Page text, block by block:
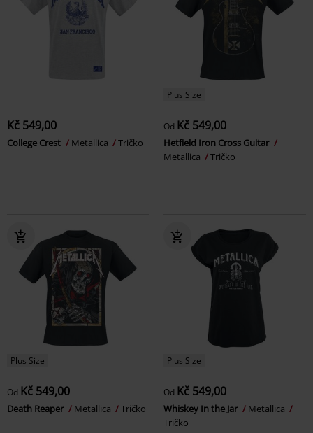
Kč 549,00
College Crest Metallica Tričko
Plus Size
Od Kč 549,00
Hetfield Iron Cross Guitar
Metallica
Tričko
Plus Size
Od Kč 549,00
Death Reaper Metallica Tričko
Plus Size
Od Kč 549,00
Whiskey In the Jar
Metallica
Tričko